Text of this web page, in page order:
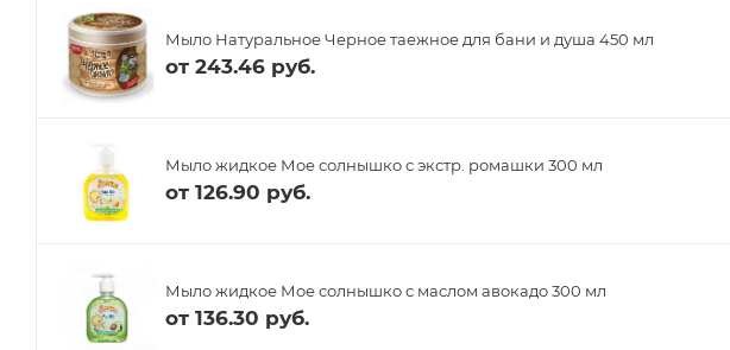
Мыло Натуральное Черное таежное для бани и душа 450 мл
от 243.46 руб.
Мыло жидкое Мое солнышко с экстр. ромашки 300 мл
от 126.90 руб.
Мыло жидкое Мое солнышко с маслом авокадо 300 мл
от 136.30 руб.